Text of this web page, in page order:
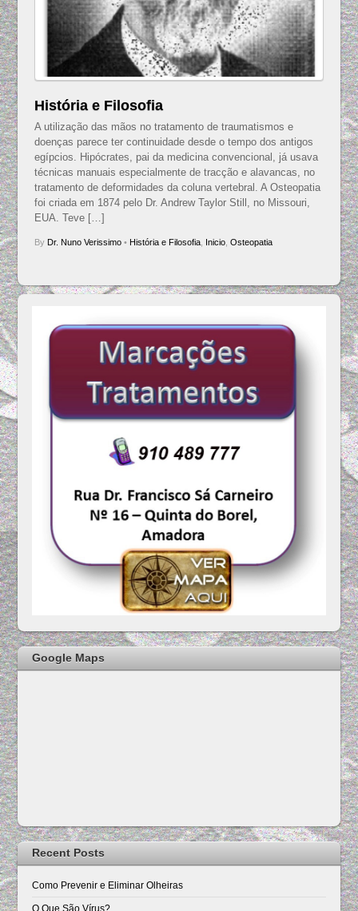
História e Filosofia
A utilização das mãos no tratamento de traumatismos e
doenças parece ter continuidade desde o tempo dos antigos
egípcios. Hipócrates, pai da medicina convencional, já usava
técnicas manuais especialmente de tracção e alavancas, no
tratamento de deformidades da coluna vertebral. A Osteopatia
foi criada em 1874 pelo Dr. Andrew Taylor Still, no Missouri,
EUA. Teve […]
By Dr. Nuno Verissimo• História e Filosofia, Inicio, Osteopatia
Google Maps
Recent Posts
Como Prevenir e Eliminar Olheiras
O Que São Vírus?